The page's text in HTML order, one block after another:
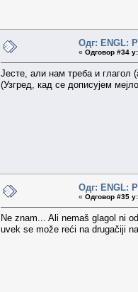
Одг: ENGL:
« Одговор #34 у:
Јесте, али нам треба и
(Узгред, кад се дописујем
Одг: ENGL:
« Одговор #35 у:
Ne znam... Ali nemaš glagol ni
uvek se može reći na drugačiji